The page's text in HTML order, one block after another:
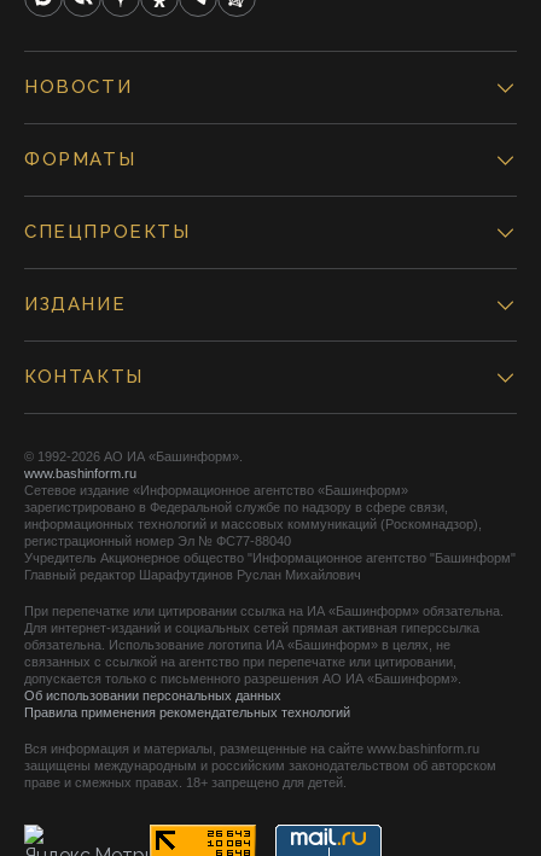
НОВОСТИ
ФОРМАТЫ
СПЕЦПРОЕКТЫ
ИЗДАНИЕ
КОНТАКТЫ
© 1992-2026 АО ИА «Башинформ».
www.bashinform.ru
Сетевое издание «Информационное агентство «Башинформ»
зарегистрировано в Федеральной службе по надзору в сфере связи,
информационных технологий и массовых коммуникаций (Роскомнадзор),
регистрационный номер Эл № ФС77-88040
Учредитель Акционерное общество "Информационное агентство "Башинформ"
Главный редактор Шарафутдинов Руслан Михайлович
При перепечатке или цитировании ссылка на ИА «Башинформ» обязательна.
Для интернет-изданий и социальных сетей прямая активная гиперссылка
обязательна. Использование логотипа ИА «Башинформ» в целях, не
связанных с ссылкой на агентство при перепечатке или цитировании,
допускается только с письменного разрешения АО ИА «Башинформ».
Об использовании персональных данных
Правила применения рекомендательных технологий
Вся информация и материалы, размещенные на сайте www.bashinform.ru
защищены международным и российским законодательством об авторском
праве и смежных правах. 18+ запрещено для детей.